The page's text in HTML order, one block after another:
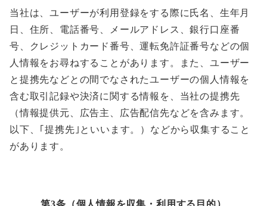
当社は、ユーザーが利用登録をする際に氏名、生年月
日、住所、電話番号、メールアドレス、銀行口座番
号、クレジットカード番号、運転免許証番号などの個
人情報をお尋ねすることがあります。また、ユーザー
と提携先などとの間でなされたユーザーの個人情報を
含む取引記録や決済に関する情報を、当社の提携先
（情報提供元、広告主、広告配信先などを含みます。
以下、｢提携先｣といいます。）などから収集すること
があります。
第3条（個人情報を収集・利用する目的）